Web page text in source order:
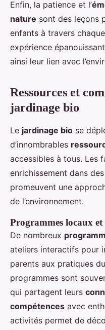
Enfin, la patience et l’
nature sont des leçons
enfants à travers
expérience
ainsi leur lien avec
Ressources et
jardinage bio
Le jardinage bio se
d’innombrables
accessibles à tous. Les
enrichissement dans
promeuvent une
de l’environnement.
Programmes locaux
De nombreux
ateliers interactifs pour
parents aux pratiques
programmes sont
qui partagent leurs
compétences avec
activités permet de